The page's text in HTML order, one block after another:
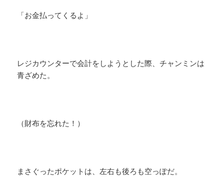
「お金払ってくるよ」
レジカウンターで会計をしようとした際、チャンミンは
青ざめた。
（財布を忘れた！）
まさぐったポケットは、左右も後ろも空っぽだ。